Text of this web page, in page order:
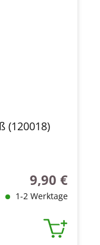
(120018)
Regulärer
9,90 €
1-2 Werktage